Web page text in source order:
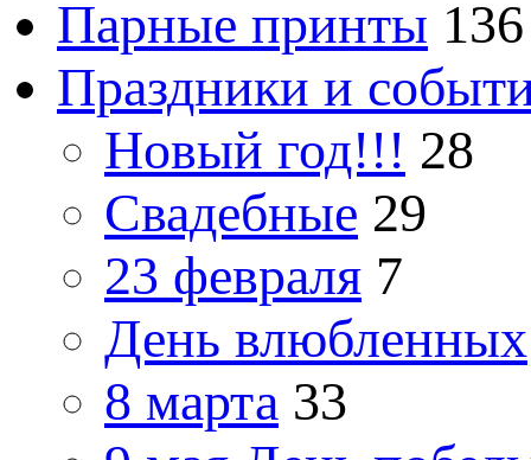
Парные принты 136
Праздники и
Новый год!!! 28
Свадебные 29
23 февраля 7
День влюбленных
8 марта 33